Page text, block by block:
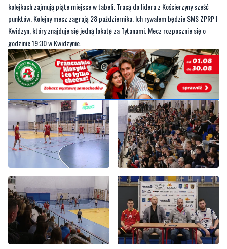
kolejkach zajmują piąte miejsce w tabeli. Tracą do lidera z Kościerzyny sześć
punktów. Kolejny mecz zagrają 28 października. Ich rywalem będzie SMS ZPRP I
Kwidzyn, który znajduje się jedną lokatę za Tytanami. Mecz rozpocznie się o
godzinie 19:30 w Kwidzynie.